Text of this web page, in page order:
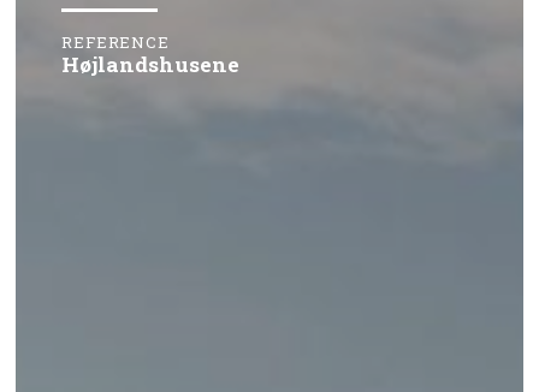
REFERENCE
Højlandshusene